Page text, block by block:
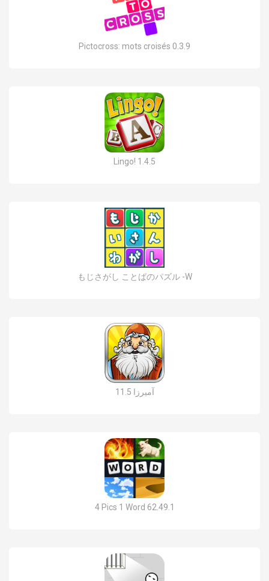
Pictocross: mots croisés 0.3.9
Lingo! 1.4.5
もじさがし ことばのパズル -W
آمیرزا 11.5
4 Pics 1 Word 62.49.1